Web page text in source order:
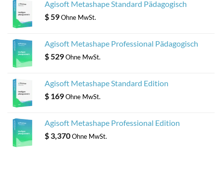
Agisoft Metashape Standard Pädagogisch
$ 59Ohne MwSt.
Agisoft Metashape Professional Pädagogisch
$ 529Ohne MwSt.
Agisoft Metashape Standard Edition
$ 169Ohne MwSt.
Agisoft Metashape Professional Edition
$ 3,370Ohne MwSt.